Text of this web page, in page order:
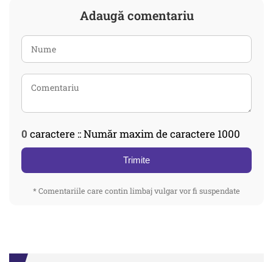
Adaugă comentariu
0 caractere :: Număr maxim de caractere 1000
Trimite
* Comentariile care contin limbaj vulgar vor fi suspendate